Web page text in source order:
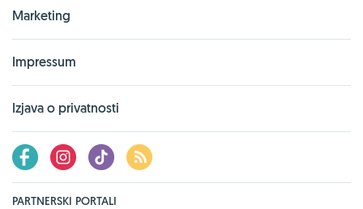
Marketing
Impressum
Izjava o privatnosti
PARTNERSKI PORTALI